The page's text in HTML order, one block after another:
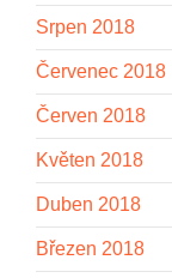
Srpen 2018
Červenec 2018
Červen 2018
Květen 2018
Duben 2018
Březen 2018